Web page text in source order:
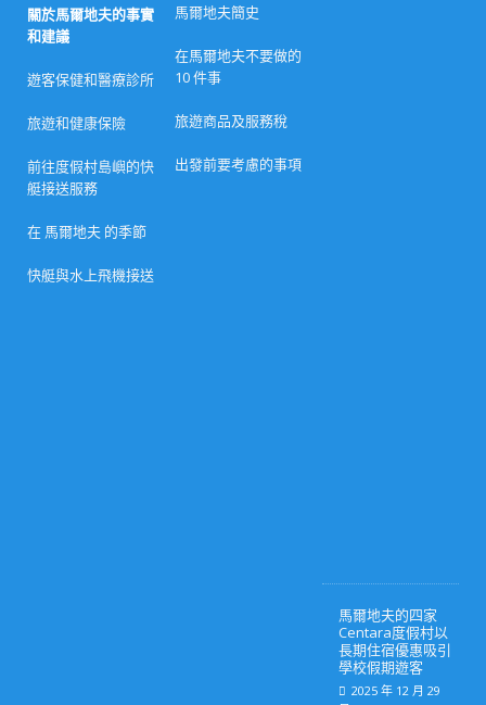
關於馬爾地夫的事實
和建議
遊客保健和醫療診所
旅遊和健康保險
前往度假村島嶼的快
艇接送服務
在 馬爾地夫 的季節
快艇與水上飛機接送
馬爾地夫簡史
在馬爾地夫不要做的
10 件事
旅遊商品及服務稅
出發前要考慮的事項
馬爾地夫的四家
Centara度假村以
長期住宿優惠吸引
學校假期遊客
2025 年 12 月 29